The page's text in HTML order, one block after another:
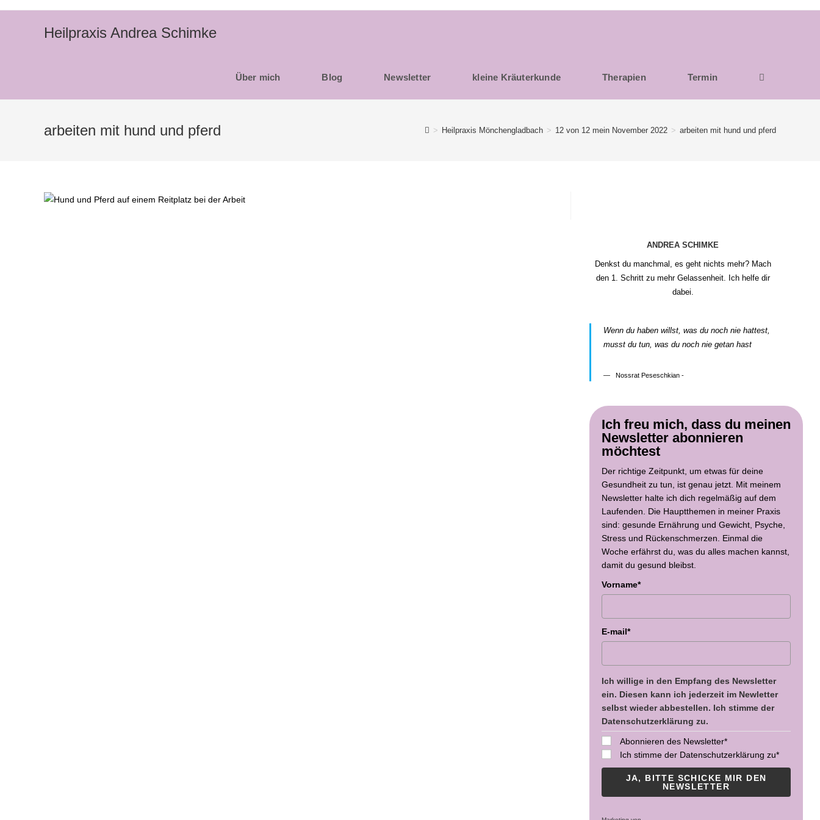
Heilpraxis Andrea Schimke
Über mich Blog Newsletter kleine Kräuterkunde Therapien Termin
arbeiten mit hund und pferd > Heilpraxis Mönchengladbach > 12 von 12 mein November 2022 > arbeiten mit hund und pferd
ANDREA SCHIMKE
Denkst du manchmal, es geht nichts mehr? Mach
den 1. Schritt zu mehr Gelassenheit. Ich helfe dir
dabei.
Wenn du haben willst, was du noch nie hattest,
musst du tun, was du noch nie getan hast
Nossrat Peseschkian -
Ich freu mich, dass du meinen
Newsletter abonnieren
möchtest
Der richtige Zeitpunkt, um etwas für deine
Gesundheit zu tun, ist genau jetzt. Mit meinem
Newsletter halte ich dich regelmäßig auf dem
Laufenden. Die Hauptthemen in meiner Praxis
sind: gesunde Ernährung und Gewicht, Psyche,
Stress und Rückenschmerzen. Einmal die
Woche erfährst du, was du alles machen kannst,
damit du gesund bleibst.
Vorname*
E-mail*
Ich willige in den Empfang des Newsletter
ein. Diesen kann ich jederzeit im Newletter
selbst wieder abbestellen. Ich stimme der
Datenschutzerklärung zu.
Abonnieren des Newsletter*
Ich stimme der Datenschutzerklärung zu*
JA, BITTE SCHICKE MIR DEN
NEWSLETTER